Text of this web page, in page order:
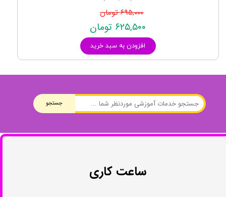
۶۹۵,۰۰۰ تومان
۶۲۵,۵۰۰ تومان
افزودن به سبد خرید
جستجو
ساعت کاری